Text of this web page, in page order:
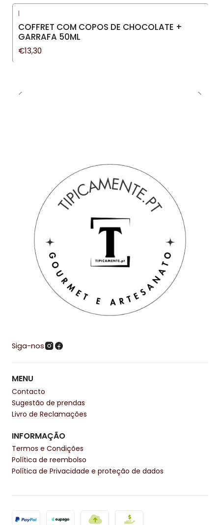
|
COFFRET COM COPOS DE CHOCOLATE +
GARRAFA 50ML
€13,30
Siga-nos
MENU
Contacto
Sugestão de prendas
Livro de Reclamações
INFORMAÇÃO
Termos e Condições
Política de reembolso
Política de Privacidade e proteção de dados